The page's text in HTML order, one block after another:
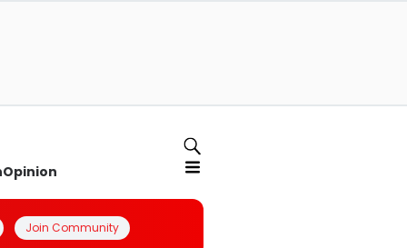
Opinion
Join Community